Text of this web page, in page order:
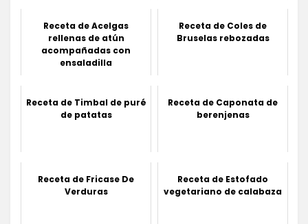
Receta de Acelgas
rellenas de atún
acompañadas con
ensaladilla
Receta de Coles de
Bruselas rebozadas
Receta de Timbal de puré
de patatas
Receta de Caponata de
berenjenas
Receta de Fricase De
Verduras
Receta de Estofado
vegetariano de calabaza